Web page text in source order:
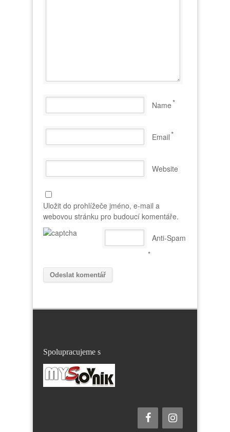
Name*
Email*
Website
Uložit do prohlížeče jméno, e-mail a
webovou stránku pro budoucí komentáře.
Anti-Spam
*
Spolupracujeme s